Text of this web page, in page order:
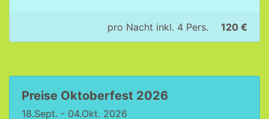
pro Nacht inkl. 4 Pers. 120 €
Preise Oktoberfest 2026
18.Sept. - 04.Okt. 2026